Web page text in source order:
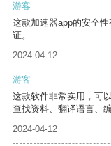
游客
这款加速器app的安全
证。
2024-04-12
游客
这款软件非常实用，可
查找资料、翻译语言、
2024-04-12